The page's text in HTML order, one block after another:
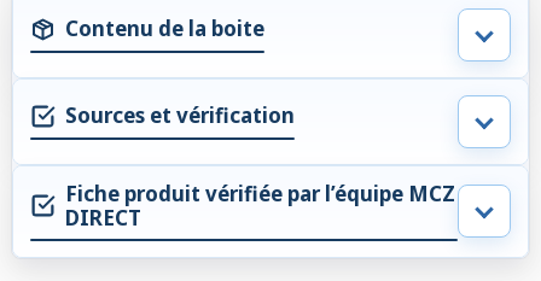
Contenu de la boite
Sources et vérification
Fiche produit vérifiée par l’équipe MCZ
DIRECT